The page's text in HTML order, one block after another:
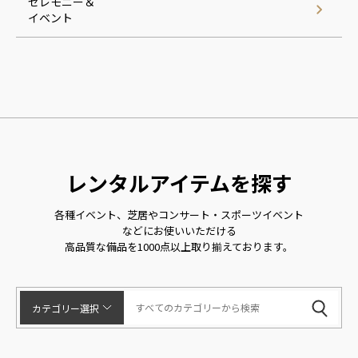
イベント
レンタルアイテムを探す
各種イベント、芝居やコンサート・スポーツイベント
などにお使いいただける
高品質な備品を1000点以上取り揃えております。
カテゴリー選択